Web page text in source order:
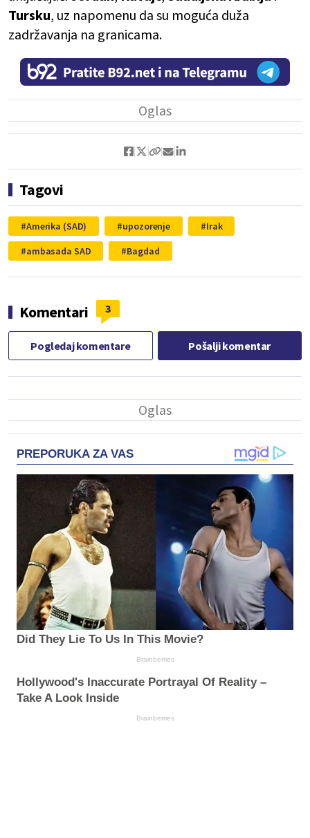
Tursku, uz napomenu da su moguća duža
zadržavanja na granicama.
Tagovi
Amerika (SAD) upozorenje
Irak
ambasada SAD
Bagdad
Komentari 3
Pogledaj komentare Pošalji komentar
PREPORUKA ZA VAS
Did They Lie To Us In This Movie?
Brainberries
Hollywood's Inaccurate Portrayal Of Reality –
Take A Look Inside
Brainberries